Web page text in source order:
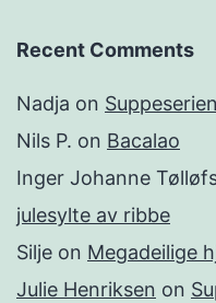
Recent Comments
Nadja on
Nils P. on Bacalao
Inger Johanne
julesylte av ribbe
Silje on Megadeilige
Julie Henriksen on